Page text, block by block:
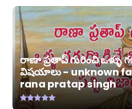
రాణా ప్రతాప్ గురించి ఒళ్ళు
విషయాలు - unknown
rana pratap singh